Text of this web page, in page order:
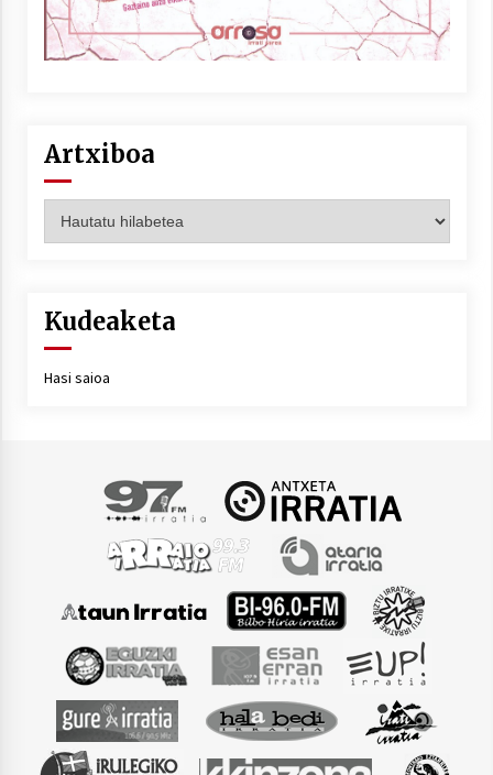
Artxiboa
Kudeaketa
Hasi saioa